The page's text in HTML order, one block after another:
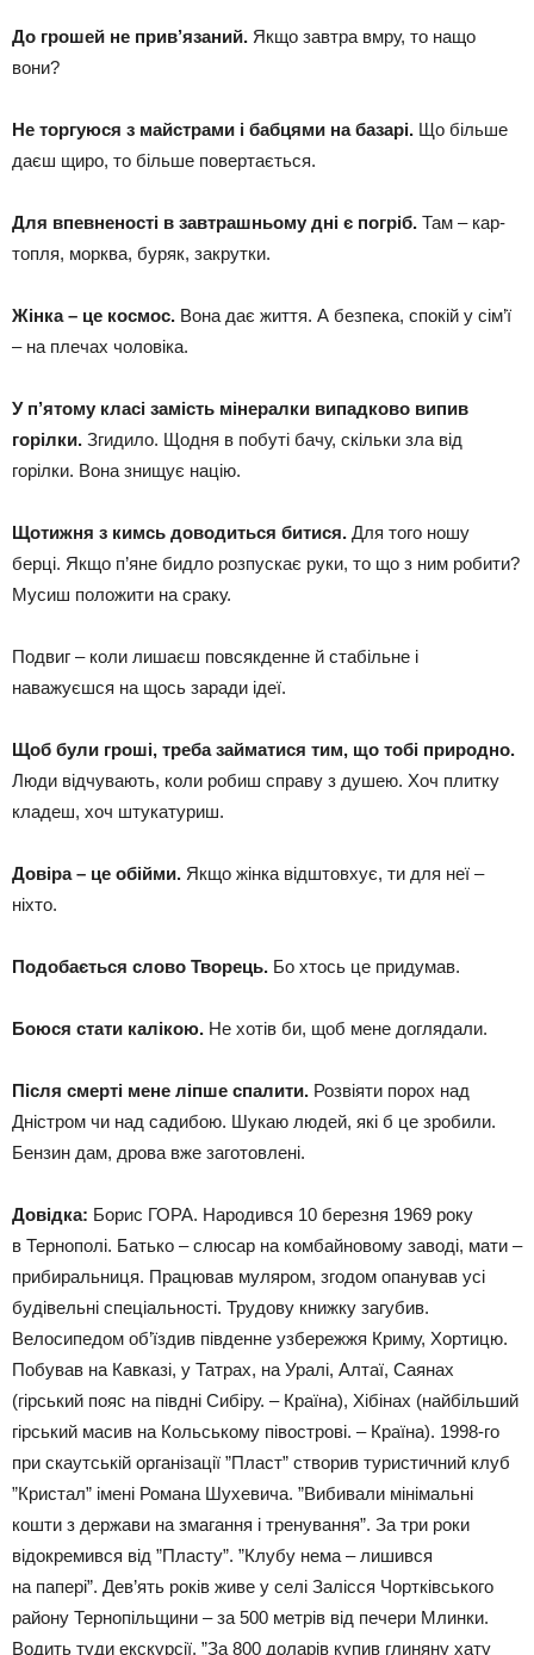
До грошей не прив’язаний. Якщо завтра вмру, то нащо
вони?
Не торгуюся з майстрами і бабцями на базарі. Що більше
даєш щиро, то більше повертається.
Для впевненості в завтрашньому дні є погріб. Там – кар­
топля, морква, буряк, закрутки.
Жінка – це космос. Вона дає життя. А безпека, спокій у сім’ї
– на плечах чоловіка.
У п’ятому класі замість мінералки випадково випив
горілки. Згидило. Щодня в побуті бачу, скільки зла від
горілки. Вона знищує націю.
Щотижня з кимсь доводиться битися. Для того ношу
берці. Якщо п’яне бидло розпускає руки, то що з ним робити?
Мусиш положити на сраку.
Подвиг – коли лишаєш повсякденне й стабільне і
наважуєшся на щось заради ідеї.
Щоб були гроші, треба займатися тим, що тобі природно.
Люди відчувають, коли робиш справу з душею. Хоч плитку
кладеш, хоч штукатуриш.
Довіра – це обійми. Якщо жінка відштовхує, ти для неї –
ніхто.
Подобається слово Творець. Бо хтось це придумав.
Боюся стати калікою. Не хотів би, щоб мене доглядали.
Після смерті мене ліпше спалити. Розвіяти порох над
Дністром чи над садибою. Шукаю людей, які б це зробили.
Бензин дам, дрова вже заготовлені.
Довідка: Борис ГОРА. Народився 10 березня 1969 року
в Тернополі. Батько – слюсар на комбайновому заводі, мати –
прибиральниця. Працював муляром, згодом опанував усі
будівельні спеціальності. Трудову книжку загубив.
Велосипедом об’їздив південне узбережжя Криму, Хортицю.
Побував на Кавказі, у Татрах, на Уралі, Алтаї, Саянах
(гірський пояс на півдні Сибіру. – Країна), Хібінах (найбільший
гірський масив на Кольському півострові. – Країна). 1998-го
при скаутській організації ”Пласт” створив туристичний клуб
”Кристал” імені Романа Шухевича. ”Вибивали мінімальні
кошти з держави на змагання і тренування”. За три роки
відокремився від ”Пласту”. ”Клубу нема – лишився
на папері”. Дев’ять років живе у селі Залісся Чортківського
району Тернопільщини – за 500 метрів від печери Млинки.
Водить туди екскурсії. ”За 800 доларів купив глиняну хату